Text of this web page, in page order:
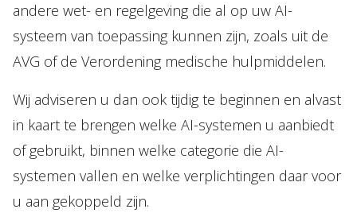
andere wet- en regelgeving die al op uw AI-
systeem van toepassing kunnen zijn, zoals uit de
AVG of de Verordening medische hulpmiddelen.
Wij adviseren u dan ook tijdig te beginnen en alvast
in kaart te brengen welke AI-systemen u aanbiedt
of gebruikt, binnen welke categorie die AI-
systemen vallen en welke verplichtingen daar voor
u aan gekoppeld zijn.